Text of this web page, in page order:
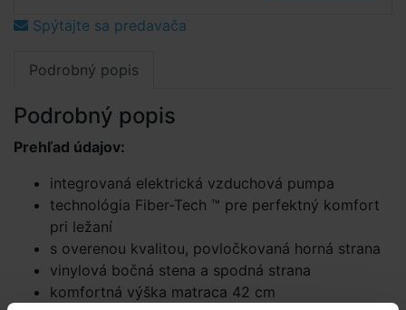
Spýtajte sa predavača
Podrobný popis
Podrobný popis
Prehľad údajov:
integrovaná elektrická vzduchová pumpa
technológia Fiber-Tech ™ pre perfektný komfort
pri ležaní
s overenou kvalitou, povločkovaná horná strana
vinylová bočná stena a spodná strana
komfortná výška matraca 42 cm